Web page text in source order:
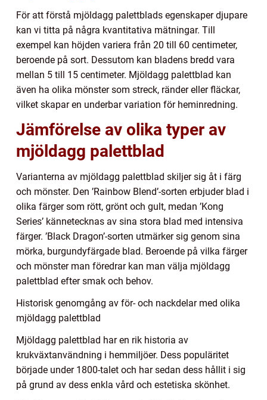
För att förstå mjöldagg palettblads egenskaper djupare
kan vi titta på några kvantitativa mätningar. Till
exempel kan höjden variera från 20 till 60 centimeter,
beroende på sort. Dessutom kan bladens bredd vara
mellan 5 till 15 centimeter. Mjöldagg palettblad kan
även ha olika mönster som streck, ränder eller fläckar,
vilket skapar en underbar variation för heminredning.
Jämförelse av olika typer av
mjöldagg palettblad
Varianterna av mjöldagg palettblad skiljer sig åt i färg
och mönster. Den ’Rainbow Blend’-sorten erbjuder blad i
olika färger som rött, grönt och gult, medan ’Kong
Series’ kännetecknas av sina stora blad med intensiva
färger. ’Black Dragon’-sorten utmärker sig genom sina
mörka, burgundyfärgade blad. Beroende på vilka färger
och mönster man föredrar kan man välja mjöldagg
palettblad efter smak och behov.
Historisk genomgång av för- och nackdelar med olika
mjöldagg palettblad
Mjöldagg palettblad har en rik historia av
krukväxtanvändning i hemmiljöer. Dess populäritet
började under 1800-talet och har sedan dess hållit i sig
på grund av dess enkla vård och estetiska skönhet.